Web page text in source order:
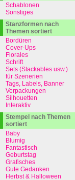
Schablonen
Sonstiges
Stanzformen nach
Themen sortiert
Bordüren
Cover-Ups
Florales
Schrift
Sets (Stackables usw.)
für Szenerien
Tags, Labels, Banner
Verpackungen
Silhouetten
Interaktiv
Stempel nach Themen
sortiert
Baby
Blumig
Fantastisch
Geburtstag
Grafisches
Gute Gedanken
Herbst & Halloween